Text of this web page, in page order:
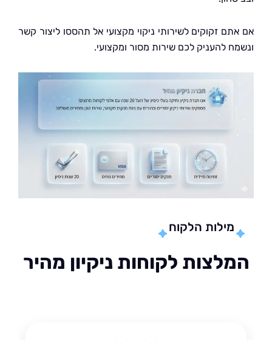
זקוקים לשירותי ניקוי מקצועי אל תהססו ליצור קשר
להעניק לכם שירות מסור ומקצועי.
מילות הלקוח
לקוחות ניקיון מהיר